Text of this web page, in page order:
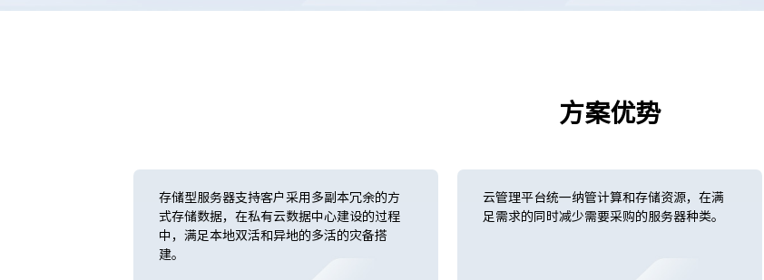
方案优势
存储型服务器支持客户采用多副本冗余的方
式存储数据，在私有云数据中心建设的过程
中，满足本地双活和异地的多活的灾备搭
建。
云管理平台统一纳管计算和存储资源，在满
足需求的同时减少需要采购的服务器种类。